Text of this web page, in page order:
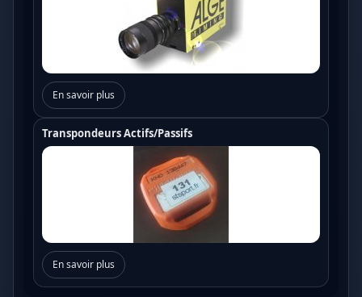
En savoir plus
Transpondeurs Actifs/Passifs
En savoir plus